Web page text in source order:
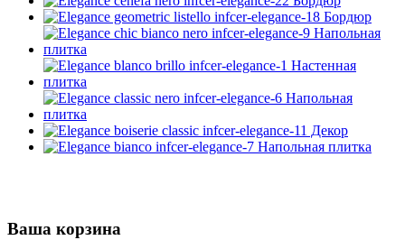
Ваша корзина